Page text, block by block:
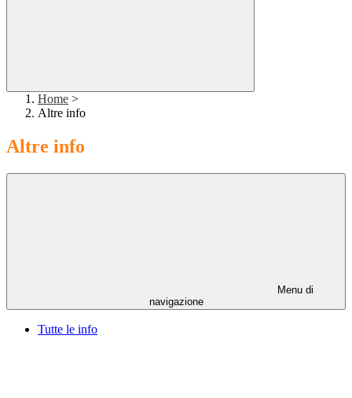
Home >
Altre info
Altre info
Menu di
navigazione
Tutte le info